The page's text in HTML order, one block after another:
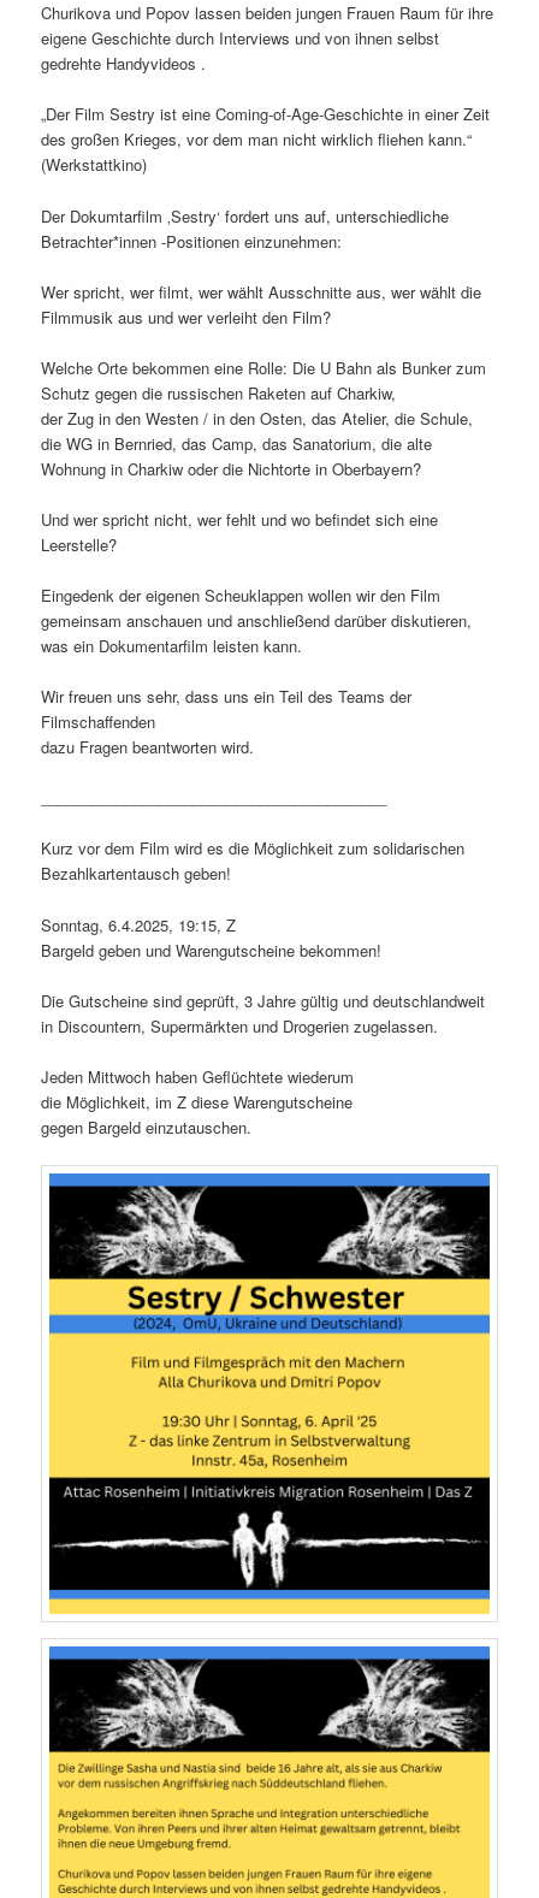
Churikova und Popov lassen beiden jungen Frauen Raum für ihre
eigene Geschichte durch Interviews und von ihnen selbst
gedrehte Handyvideos .
„Der Film Sestry ist eine Coming-of-Age-Geschichte in einer Zeit
des großen Krieges, vor dem man nicht wirklich fliehen kann.“
(Werk­statt­kino)
Der Dokumtarfilm ‚Sestry‘ fordert uns auf, unterschiedliche
Betrachter*innen -Positionen einzunehmen:
Wer spricht, wer filmt, wer wählt Ausschnitte aus, wer wählt die
Filmmusik aus und wer verleiht den Film?
Welche Orte bekommen eine Rolle: Die U Bahn als Bunker zum
Schutz gegen die russischen Raketen auf Charkiw,
der Zug in den Westen / in den Osten, das Atelier, die Schule,
die WG in Bernried, das Camp, das Sanatorium, die alte
Wohnung in Charkiw oder die Nichtorte in Oberbayern?
Und wer spricht nicht, wer fehlt und wo befindet sich eine
Leerstelle?
Eingedenk der eigenen Scheuklappen wollen wir den Film
gemeinsam anschauen und anschließend darüber diskutieren,
was ein Dokumentarfilm leisten kann.
Wir freuen uns sehr, dass uns ein Teil des Teams der
Filmschaffenden
dazu Fragen beantworten wird.
Kurz vor dem Film wird es die Möglichkeit zum solidarischen
Bezahlkartentausch geben!
Sonntag, 6.4.2025, 19:15, Z
Bargeld geben und Warengutscheine bekommen!
Die Gutscheine sind geprüft, 3 Jahre gültig und deutschlandweit
in Discountern, Supermärkten und Drogerien zugelassen.
Jeden Mittwoch haben Geflüchtete wiederum
die Möglichkeit, im Z diese Warengutscheine
gegen Bargeld einzutauschen.